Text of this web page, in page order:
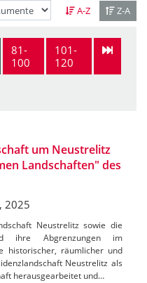
A-Z Z-A
81-
100
101-
120
um Neustrelitz
Landschaften" des
2025
Neustrelitz sowie die
ihre Abgrenzungen im
historischer, räumlicher und
Neustrelitz als
herausgearbeitet und…